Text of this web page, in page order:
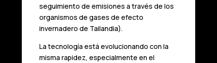
seguimiento de emisiones a través de los
organismos de gases de efecto
invernadero de Tailandia).
La tecnología está evolucionando con la
misma rapidez, especialmente en el